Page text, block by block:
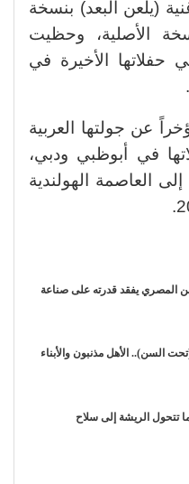
(يلعن البعد) بنسخة
الأصلية، وحظيت
حفلاتها الأخيرة في
عن جولتها العربية
في أبوظبي ودبي،
العاصمة الهولندية
المصري يفقد قدرته على صناعة
السن).. الأهل مذنبون والأبناء
تتحول الريشة إلى سلاح